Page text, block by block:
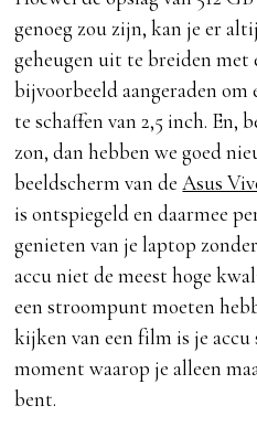
genoeg zou zijn, kan je er
geheugen uit te breiden met
bijvoorbeeld aangeraden
te schaffen van 2,5 inch. En,
zon, dan hebben we goed
beeldscherm van deAsus
is ontspiegeld en daarmee
genieten van je laptop
accu niet de meest hoge
een stroompunt moeten
kijken van een film is je accu
moment waarop je alleen
bent.